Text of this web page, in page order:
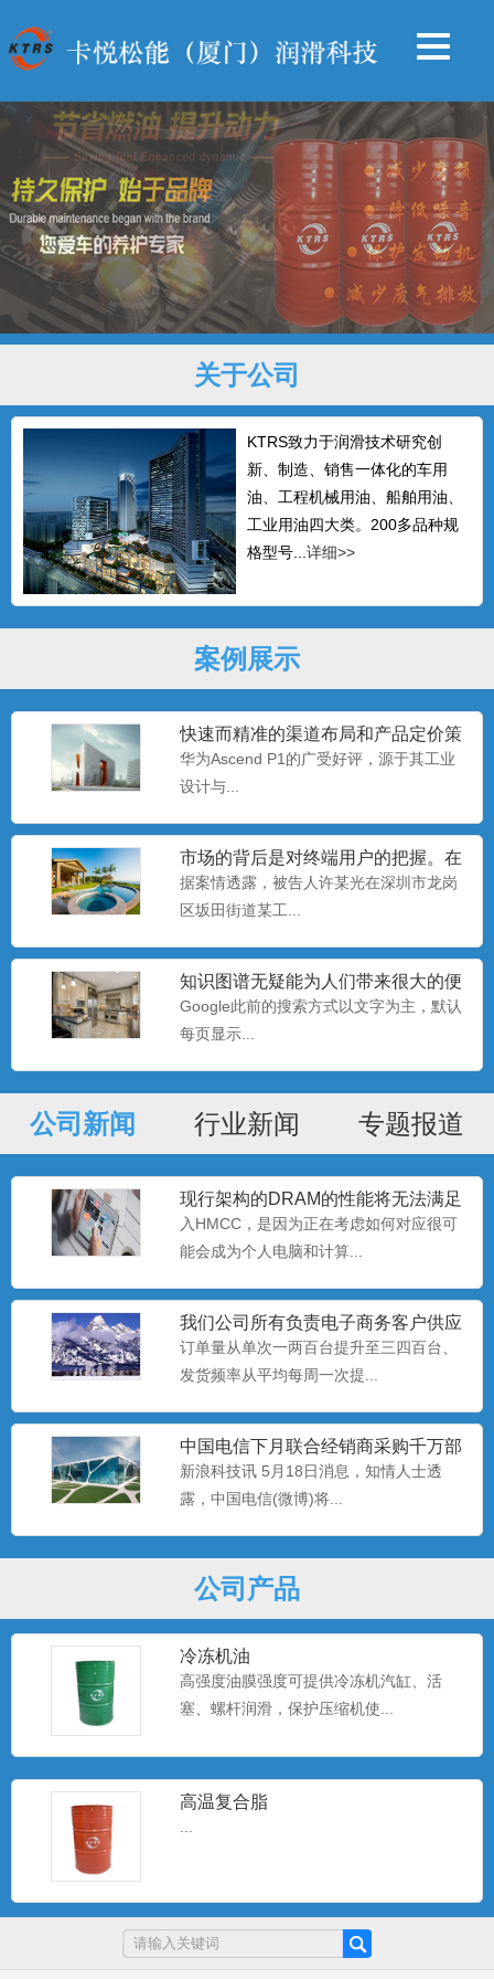
关于公司
KTRS致力于润滑技术研究创
新、制造、销售一体化的车用
油、工程机械用油、船舶用油、
工业用油四大类。200多品种规
格型号...详细>>
案例展示
快速而精准的渠道布局和产品定价策
略
华为Ascend P1的广受好评，源于其工业
设计与...
市场的背后是对终端用户的把握。在
移动互联网时代，
据案情透露，被告人许某光在深圳市龙岗
区坂田街道某工...
知识图谱无疑能为人们带来很大的便
利
Google此前的搜索方式以文字为主，默认
每页显示...
公司新闻 行业新闻 专题报道
现行架构的DRAM的性能将无法满足
处理器的需要
入HMCC，是因为正在考虑如何对应很可
能会成为个人电脑和计算...
我们公司所有负责电子商务客户供应
链的同事
订单量从单次一两百台提升至三四百台、
发货频率从平均每周一次提...
中国电信下月联合经销商采购千万部
智能手机
新浪科技讯 5月18日消息，知情人士透
露，中国电信(微博)将...
公司产品
高速主轴油-5.3
...
特级锭子油
冷冻机油
高强度油膜强度可提供冷冻机汽缸、活
塞、螺杆润滑，保护压缩机使...
高温复合脂
抗磨液压油